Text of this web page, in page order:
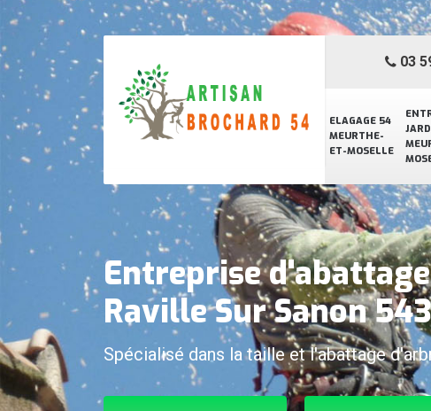
ELAGAGE 54
MEURTHE-
ET-MOSELLE
03
Entreprise
Raville Sur Sanon
Spécialisé dans la taille et l'abattage